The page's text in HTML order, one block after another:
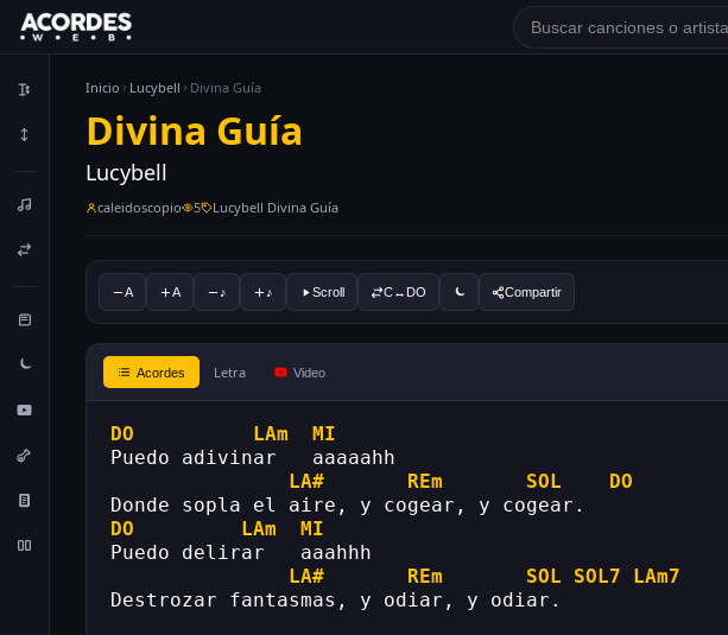
Inicio Lucybell Divina Guía
Divina Guía
Lucybell
caleidoscopio 5 Lucybell Divina Guía
A A ♪ ♪ Scroll C↔DO Compartir
Acordes Letra Video
DO LAm
MI
Puedo adivinar   aaaaahh
LA#
REm SOL
DO
Donde sopla el aire, y cogear, y cogear.
DO
LAm
MI
Puedo delirar   aaahhh
LA#
REm SOL SOL7
LAm7
Destrozar fantasmas, y odiar, y odiar.